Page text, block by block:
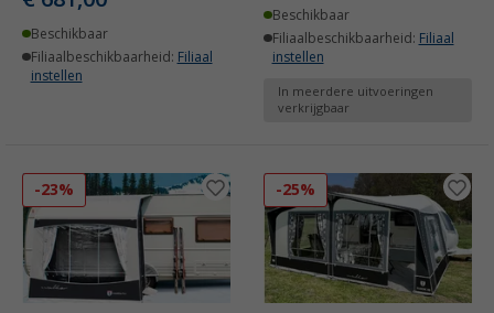
Beschikbaar
Filiaalbeschikbaarheid: Filiaal
instellen
Beschikbaar
Filiaalbeschikbaarheid: Filiaal
instellen
In meerdere uitvoeringen
verkrijgbaar
-23% -25%